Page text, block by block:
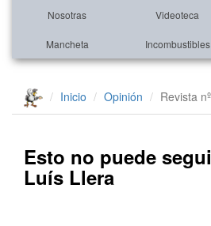
Nosotras Videoteca
Mancheta Incombustibles
Inicio Opinión Revista
Esto no puede
Luís Llera